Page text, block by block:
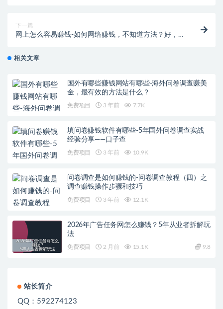
下一篇
网上怎么容易赚钱-如何网络赚钱，不知道方法？好，
相关文章
国外有哪些赚钱网站有哪些-海外问卷调查赚美
金，最有效的方法是什么？
免费项目 3 年前 7.7K
填问卷赚钱软件有哪些-5年国外问卷调查实战
经验分享——口子查
免费项目 3 年前 10.9K
问卷调查是如何赚钱的-问卷调查教程（四）之
调查赚钱操作步骤和技巧
免费项目 3 年前 12.1K
2026年广告任务网怎么赚钱？5年从业者拆解玩
法
免费项目 2 月前 15.1K 9.8
站长简介
QQ：592274123